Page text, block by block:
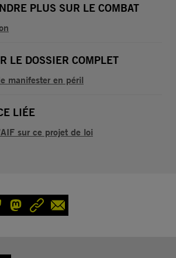
PLUS SUR LE COMBAT
LE DOSSIER COMPLET
manifester en péril
LIÉE
sur ce projet de loi